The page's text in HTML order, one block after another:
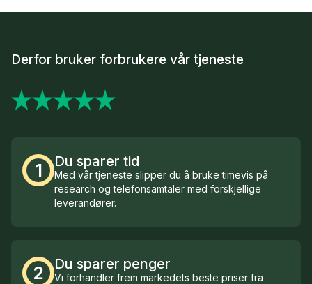
Derfor bruker forbrukere vår tjeneste
1 Du sparer tid
Med vår tjeneste slipper du å bruke timevis på
research og telefonsamtaler med forskjellige
leverandører.
2 Du sparer penger
Vi forhandler frem markedets beste priser fra